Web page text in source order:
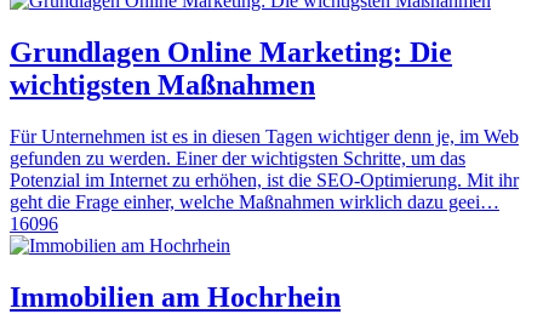
Grundlagen Online Marketing: Die
wichtigsten Maßnahmen
Für Unternehmen ist es in diesen Tagen wichtiger denn je, im Web
gefunden zu werden. Einer der wichtigsten Schritte, um das
Potenzial im Internet zu erhöhen, ist die SEO-Optimierung. Mit ihr
geht die Frage einher, welche Maßnahmen wirklich dazu geei…
16096
Immobilien am Hochrhein